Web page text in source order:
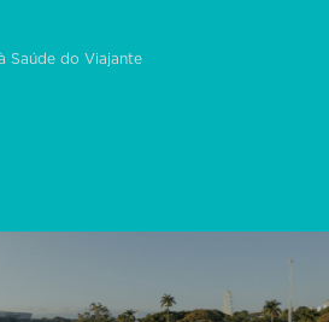
Saúde do Viajante